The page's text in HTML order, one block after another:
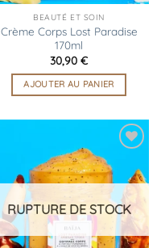
BEAUTÉ ET SOIN
Crème Corps Lost Paradise
170ml
30,90 €
AJOUTER AU PANIER
liste
d’envies
RUPTURE DE STOCK